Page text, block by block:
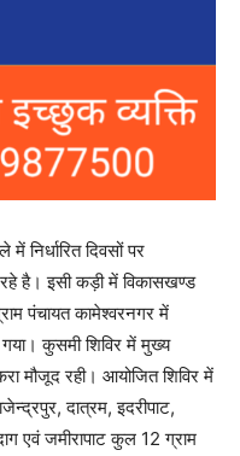
निर्धारित दिवसों पर
है। इसी कड़ी में विकासखण्ड
पंचायत कामेश्वरनगर में
कुसमी शिविर में मुख्य
मौजूद रही। आयोजित शिविर में
दात्रम, इदरीपाट,
एवं जमीरापाट कुल 12 ग्राम